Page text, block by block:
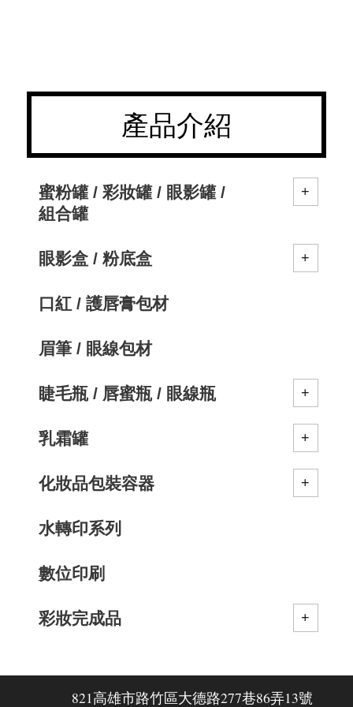
產品介紹
蜜粉罐 / 彩妝罐 / 眼影罐 /
組合罐
眼影盒 / 粉底盒
口紅 / 護唇膏包材
眉筆 / 眼線包材
睫毛瓶 / 唇蜜瓶 / 眼線瓶
乳霜罐
化妝品包裝容器
水轉印系列
數位印刷
彩妝完成品
821高雄市路竹區大德路277巷86弄13號